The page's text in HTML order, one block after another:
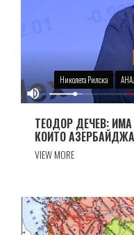
Николета Рилска
ТЕОДОР ДЕЧЕВ:
КОИТО
VIEW MORE